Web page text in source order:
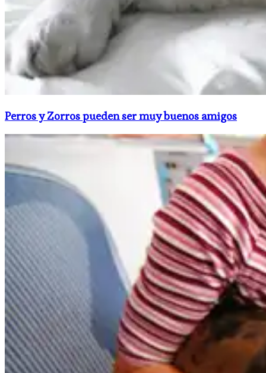
Perros y Zorros pueden ser muy buenos amigos